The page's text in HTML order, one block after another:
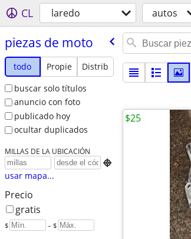
CL laredo autos
piezas de moto
todo Propie
Distrib
buscar solo títulos
anuncio con foto
publicado hoy
ocultar duplicados
MILLAS DE LA UBICACIÓN

usar mapa...
Precio
gratis
$ – $
$25